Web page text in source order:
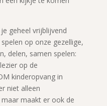
geheel vrijblijvend
op onze gezellige,
delen, samen spelen:
op de
kinderopvang in
niet alleen
maakt er ook de